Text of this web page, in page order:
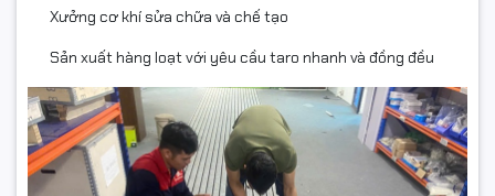
Xưởng cơ khí sửa chữa và chế tạo
Sản xuất hàng loạt với yêu cầu taro nhanh và đồng đều